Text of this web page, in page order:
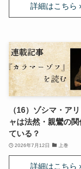
連載「『カラ
連載「『レ・ミ
第一部
ドストエフスキ
ドストエフス
ドストエフス
（16）ゾシマ・ア
ャは法然・親鸞の
ている？
2026年7月12日 上巻